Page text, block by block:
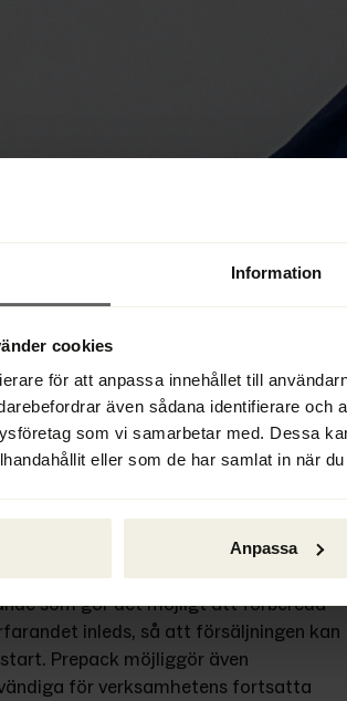
Information
cookies
för att anpassa innehållet till
även sådana identifierare och
som vi samarbetar med. Dessa
eller som de har samlat in när
Anpassa
i dag åt, men överenskommelsen
av insolvensförfaranden.
som gör det möjligt att
och skydda
Direktivet stärker även
få tillgång till både nationella och
över verkliga huvudmän och
som gör det möjligt att förbereda
inleds, så att försäljningen kan
Prepack möjliggör även
för verksamhetens fortsatta